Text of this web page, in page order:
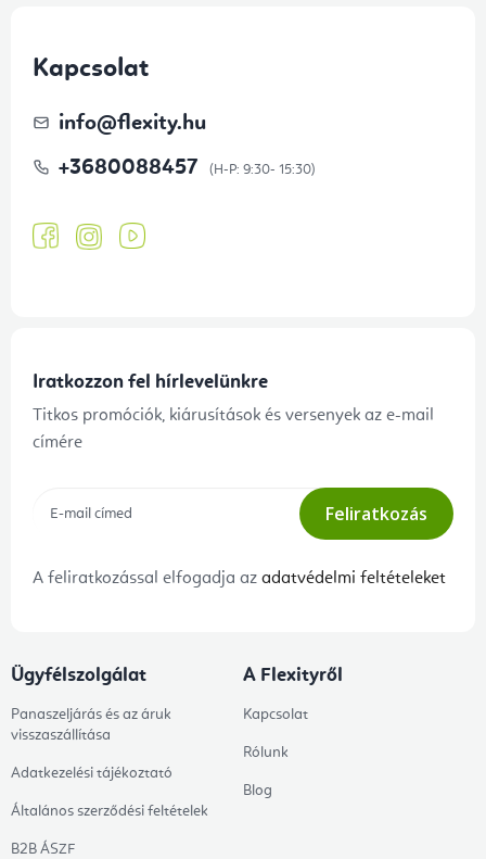
Kapcsolat
info@flexity.hu
+3680088457
Iratkozzon fel hírlevelünkre
Titkos promóciók, kiárusítások és versenyek az e-mail
címére
Feliratkozás
A feliratkozással elfogadja az adatvédelmi feltételeket
Ügyfélszolgálat
Panaszeljárás és az áruk
visszaszállítása
Adatkezelési tájékoztató
Általános szerződési feltételek
B2B ÁSZF
A Flexityről
Kapcsolat
Rólunk
Blog